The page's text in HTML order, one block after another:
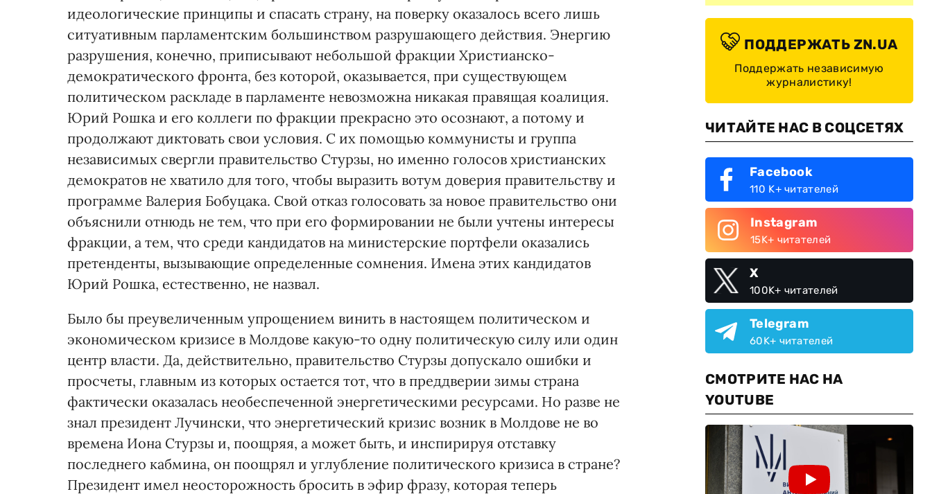
идеологические принципы и спасать страну, на поверку оказалось всего лишь
ситуативным парламентским большинством разрушающего действия. Энергию
разрушения, конечно, приписывают небольшой фракции Христианско-
демократического фронта, без которой, оказывается, при существующем
политическом раскладе в парламенте невозможна никакая правящая коалиция.
Юрий Рошка и его коллеги по фракции прекрасно это осознают, а потому и
продолжают диктовать свои условия. С их помощью коммунисты и группа
независимых свергли правительство Стурзы, но именно голосов христианских
демократов не хватило для того, чтобы выразить вотум доверия правительству и
программе Валерия Бобуцака. Свой отказ голосовать за новое правительство они
объяснили отнюдь не тем, что при его формировании не были учтены интересы
фракции, а тем, что среди кандидатов на министерские портфели оказались
претенденты, вызывающие определенные сомнения. Имена этих кандидатов
Юрий Рошка, естественно, не назвал.
Было бы преувеличенным упрощением винить в настоящем политическом и
экономическом кризисе в Молдове какую-то одну политическую силу или один
центр власти. Да, действительно, правительство Стурзы допускало ошибки и
просчеты, главным из которых остается тот, что в преддверии зимы страна
фактически оказалась необеспеченной энергетическими ресурсами. Но разве не
знал президент Лучински, что энергетический кризис возник в Молдове не во
времена Иона Стурзы и, поощряя, а может быть, и инспирируя отставку
последнего кабмина, он поощрял и углубление политического кризиса в стране?
Президент имел неосторожность бросить в эфир фразу, которая теперь
ПОДДЕРЖАТЬ ZN.UA
Поддержать независимую
журналистику!
ЧИТАЙТЕ НАС В СОЦСЕТЯХ
Facebook
110 K+ читателей
Instagram
15K+ читателей
X
100K+ читателей
Telegram
60K+ читателей
СМОТРИТЕ НАС НА
YOUTUBE